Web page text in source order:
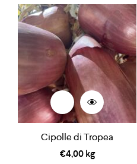
Cipolle di Tropea
€4,00kg